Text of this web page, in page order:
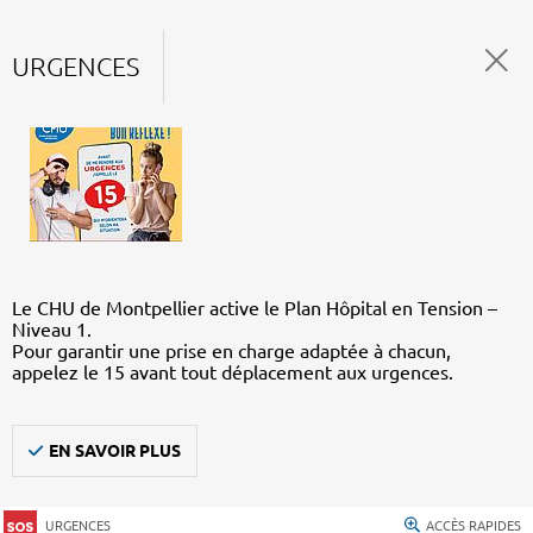
URGENCES
Le CHU de Montpellier active le Plan Hôpital en Tension –
Niveau 1.
Pour garantir une prise en charge adaptée à chacun,
appelez le 15 avant tout déplacement aux urgences.
EN SAVOIR PLUS
URGENCES ACCÈS RAPIDES